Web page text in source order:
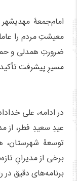
امام‌جمعۀ
معیشتِ مردم را
ضرورتِ همدلی و
مسیرِ پیشرفت
در ادامه، علی
عیدِ سعیدِ فطر، از
توسعۀ شهرستان،
برخی از مدیرانِ
برنامه‌های دقیق